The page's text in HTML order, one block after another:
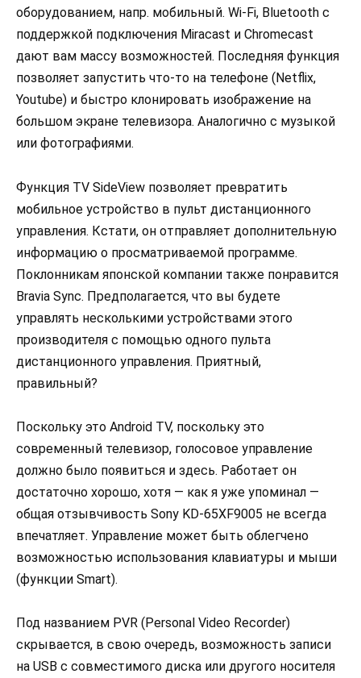
оборудованием, напр. мобильный. Wi-Fi, Bluetooth с
поддержкой подключения Miracast и Chromecast
дают вам массу возможностей. Последняя функция
позволяет запустить что-то на телефоне (Netflix,
Youtube) и быстро клонировать изображение на
большом экране телевизора. Аналогично с музыкой
или фотографиями.
Функция TV SideView позволяет превратить
мобильное устройство в пульт дистанционного
управления. Кстати, он отправляет дополнительную
информацию о просматриваемой программе.
Поклонникам японской компании также понравится
Bravia Sync. Предполагается, что вы будете
управлять несколькими устройствами этого
производителя с помощью одного пульта
дистанционного управления. Приятный,
правильный?
Поскольку это Android TV, поскольку это
современный телевизор, голосовое управление
должно было появиться и здесь. Работает он
достаточно хорошо, хотя — как я уже упоминал —
общая отзывчивость Sony KD-65XF9005 не всегда
впечатляет. Управление может быть облегчено
возможностью использования клавиатуры и мыши
(функции Smart).
Под названием PVR (Personal Video Recorder)
скрывается, в свою очередь, возможность записи
на USB с совместимого диска или другого носителя